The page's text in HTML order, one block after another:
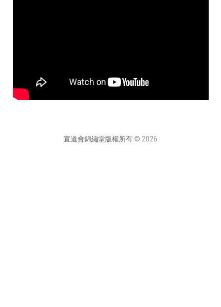
宣道會錦繡堂版權所有 © 2026